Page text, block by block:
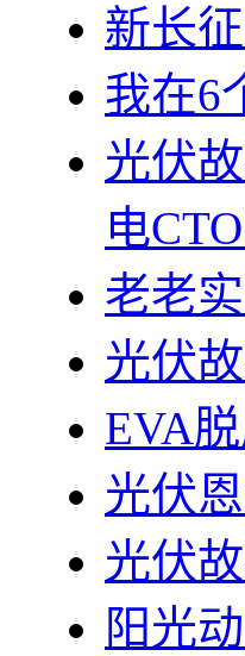
新长
我在6
光伏
电
老老
光伏
EVA
光伏
光伏
阳光